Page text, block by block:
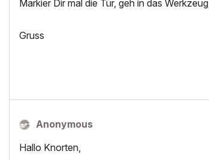
Markier Dir mal die Tür, geh in das
Gruss
Anonymous
Hallo Knorten,